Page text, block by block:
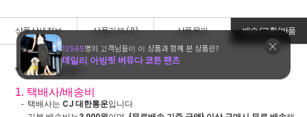
상품상세정보 상품리뷰 (0) 상품문의 배송/교환/반품
* 배송 안내 *
1. 택배사/배송비
- 택배사는 CJ 대한통운입니다.